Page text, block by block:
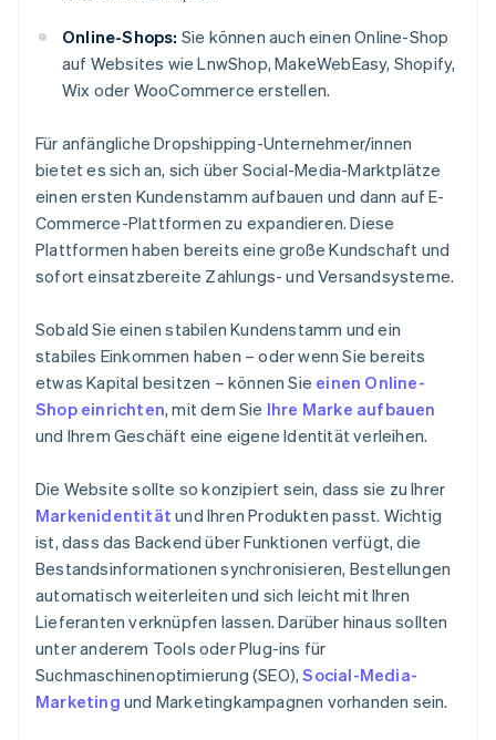
Online-Shops: Sie können auch einen Online-Shop
auf Websites wie LnwShop, MakeWebEasy, Shopify,
Wix oder WooCommerce erstellen.
Für anfängliche Dropshipping-Unternehmer/innen
bietet es sich an, sich über Social-Media-Marktplätze
einen ersten Kundenstamm aufbauen und dann auf E-
Commerce-Plattformen zu expandieren. Diese
Plattformen haben bereits eine große Kundschaft und
sofort einsatzbereite Zahlungs- und Versandsysteme.
Sobald Sie einen stabilen Kundenstamm und ein
stabiles Einkommen haben – oder wenn Sie bereits
etwas Kapital besitzen – können Sie einen Online-
Shop einrichten, mit dem Sie Ihre Marke aufbauen
und Ihrem Geschäft eine eigene Identität verleihen.
Die Website sollte so konzipiert sein, dass sie zu Ihrer
Markenidentität und Ihren Produkten passt. Wichtig
ist, dass das Backend über Funktionen verfügt, die
Bestandsinformationen synchronisieren, Bestellungen
automatisch weiterleiten und sich leicht mit Ihren
Lieferanten verknüpfen lassen. Darüber hinaus sollten
unter anderem Tools oder Plug-ins für
Suchmaschinenoptimierung (SEO),Social-Media-
Marketing und Marketingkampagnen vorhanden sein.